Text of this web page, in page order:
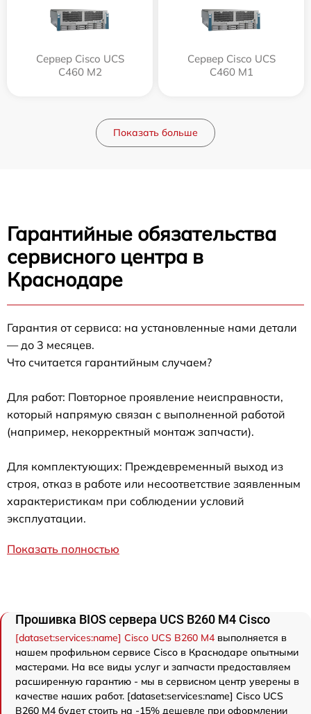
Сервер Cisco UCS
C460 M2
Сервер Cisco UCS
C460 M1
Показать больше
Гарантийные обязательства
сервисного центра в
Краснодаре
Гарантия от сервиса: на установленные нами детали
— до 3 месяцев.
Что считается гарантийным случаем?
Для работ: Повторное проявление неисправности,
который напрямую связан с выполненной работой
(например, некорректный монтаж запчасти).
Для комплектующих: Преждевременный выход из
строя, отказ в работе или несоответствие заявленным
характеристикам при соблюдении условий
эксплуатации.
Показать полностью
Прошивка BIOS сервера UCS B260 M4 Cisco
[dataset:services:name] Cisco UCS B260 M4 выполняется в
нашем профильном сервисе Cisco в Краснодаре опытными
мастерами. На все виды услуг и запчасти предоставляем
расширенную гарантию - мы в сервисном центр уверены в
качестве наших работ. [dataset:services:name] Cisco UCS
B260 M4 будет стоить на -15% дешевле при оформлении